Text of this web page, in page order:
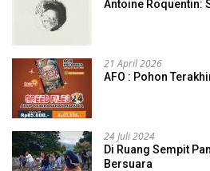
Antoine Roquentin:
21 April 2026
AFO : Pohon
24 Juli 2024
Di Ruang Sempit
Bersuara